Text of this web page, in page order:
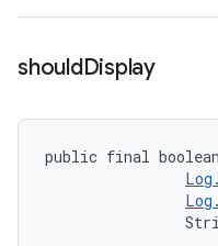
shouldDisplay
public final